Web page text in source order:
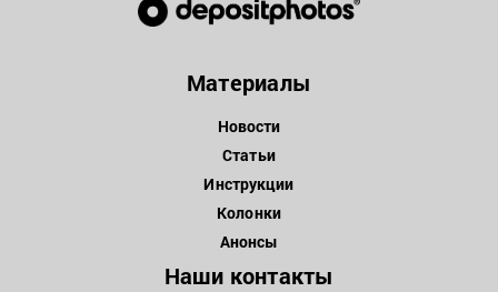
Материалы
Новости
Статьи
Инструкции
Колонки
Анонсы
Наши контакты